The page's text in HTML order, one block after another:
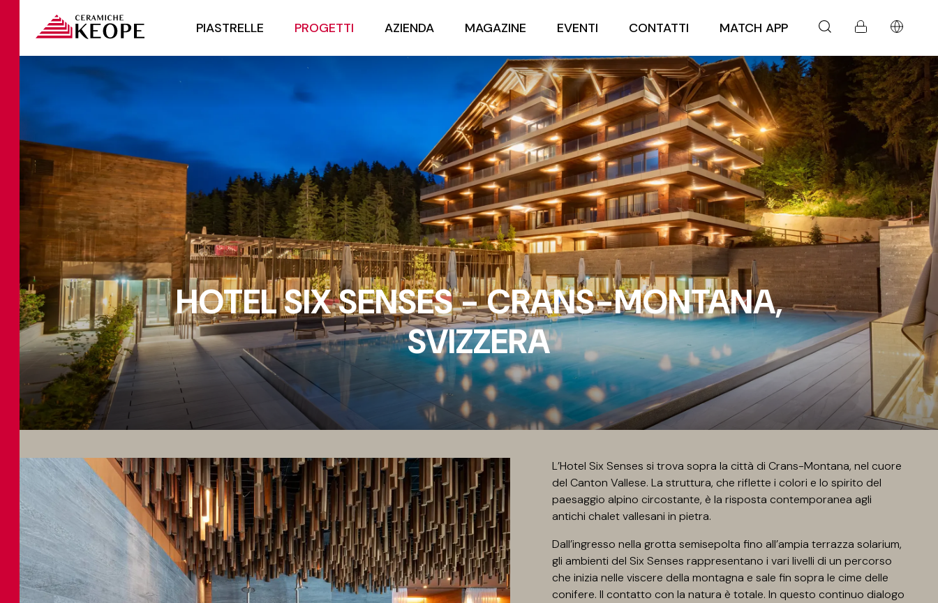
PIASTRELLE PROGETTI AZIENDA MAGAZINE EVENTI CONTATTI MATCH APP
HOTEL SIX SENSES - CRANS-MONTANA,
SVIZZERA
L’Hotel Six Senses si trova sopra la città di Crans-Montana, nel cuore
del Canton Vallese. La struttura, che riflette i colori e lo spirito del
paesaggio alpino circostante, è la risposta contemporanea agli
antichi chalet vallesani in pietra.
Dall’ingresso nella grotta semisepolta fino all’ampia terrazza solarium,
gli ambienti del Six Senses rappresentano i vari livelli di un percorso
che inizia nelle viscere della montagna e sale fin sopra le cime delle
conifere. Il contatto con la natura è totale. In questo continuo dialogo